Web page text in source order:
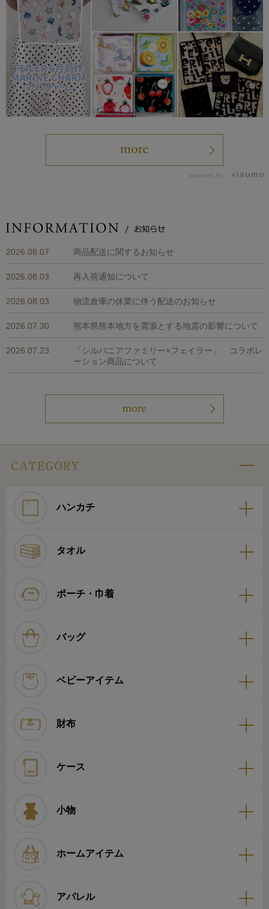
powered by
2026.08.07 商品配送に関するお知らせ
2026.08.03 再入荷通知について
2026.08.03 物流倉庫の休業に伴う配送のお知らせ
2026.07.30 熊本県熊本地方を震源とする地震の影響について
2026.07.23
「シルバニアファミリー×フェイラー」 コラボレ
ーション商品について
ハンカチ
タオル
ポーチ・巾着
バッグ
ベビーアイテム
財布
ケース
小物
ホームアイテム
アパレル